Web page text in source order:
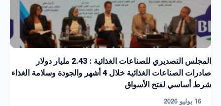
المجلس التصديري للصناعات الغذائية : 2.43 مليار دولار
صادرات الصناعات الغذائية خلال 4 أشهر والجودة وسلامة الغذاء
شرط أساسي لفتح الأسواق
16 يوليو 2026